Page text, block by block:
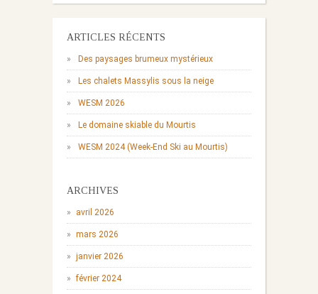
ARTICLES RÉCENTS
Des paysages brumeux mystérieux
Les chalets Massylis sous la neige
WESM 2026
Le domaine skiable du Mourtis
WESM 2024 (Week-End Ski au Mourtis)
ARCHIVES
avril 2026
mars 2026
janvier 2026
février 2024